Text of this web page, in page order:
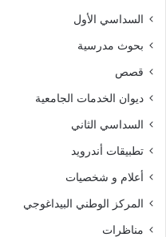
السداسي الأول
بحوث مدرسية
قصص
ديوان الخدمات الجامعية
السداسي الثاني
تطبيقات أندرويد
أعلام و شخصيات
المركز الوطني البيداغوجي
مناظرات